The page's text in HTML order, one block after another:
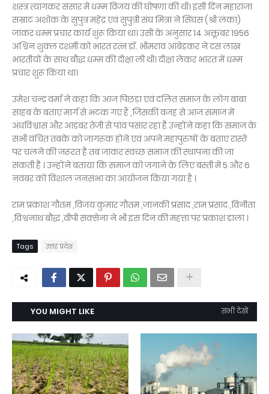
शस्त्र त्यागकर संसार में धम्म विजय की घोषणा की थी। इसी दिन महाराजा
सम्राट अशोक के सुपुत्र महेंद्र एवं सुपुत्री संघ मित्रा ने सिंघस (श्री लंका)
जाकर धम्म प्रचार कार्य शुरू किया था। उसी के अनुसार 14 अक्तूबर 1956
अश्विन शुक्ल दशमी को भारत रत्न डॉ. भीमराव आंबेडकर ने दस लाख
भारतीयों के साथ बौद्ध धम्म की दीक्षा ली थी। दीक्षा लेकर भारत में धम्म
प्रचार शुरू किया था।
उमेश चन्द्र वर्मा ने कहा कि आज पिछड़ा एवं दलित समाज के लोग बाबा
साहब के बताए मार्ग से भटक गए हैं ,जिसकी वजह से आज समाज में
अंधविश्वास और आडंबर तेजी से पांव पसार रहा है उन्होंने कहा कि समाज के
सभी वंचित तबके को जागरूक होने एवं अपने महापुरुषों के बताए रास्ते
पर चलने की जरूरत है तब जाकर स्वच्छ समाज की स्थापना की जा
सकती है । उन्होंने बताया कि समाज को जगाने के लिए बस्ती में 5 और 6
नवंबर को विशाल जनसभा का आयोजन किया गया है ।
राम प्रकाश गौतम ,विजय कुमार गौतम ,जानकी प्रसाद ,राम प्रसाद ,विनीता
,विश्वनाथ बौद्ध ,वीपी सक्सेना ने भी इस दिन की महत्ता पर प्रकाश डाला ।
Tags उत्तर प्रदेश
YOU MIGHT LIKE सभी देखें